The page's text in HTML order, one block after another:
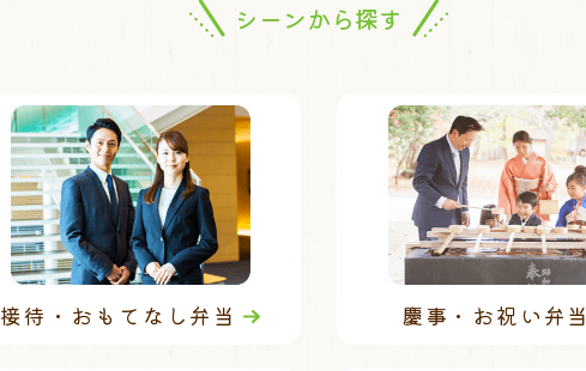
シーンから探す
接待・おもてなし弁当 慶事・お祝い弁当